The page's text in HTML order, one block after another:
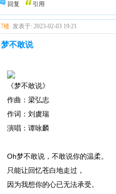
回复 引用
7楼 发表于: 2023-02-03 19:21
梦不敢说
《梦不敢说》
作曲：梁弘志
作词：刘虞瑞
演唱：谭咏麟
Oh梦不敢说，不敢说你的温柔。
只能让回忆苍白地走过，
因为我想你的心已无法承受。